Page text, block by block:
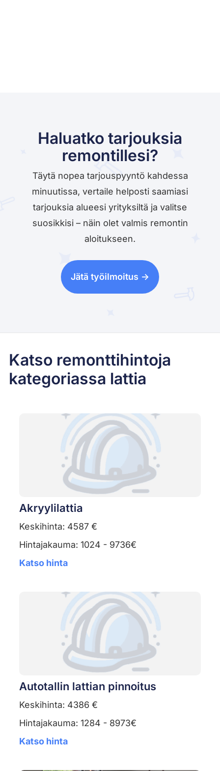
Haluatko tarjouksia
remontillesi?
Täytä nopea tarjouspyyntö kahdessa
minuutissa, vertaile helposti saamiasi
tarjouksia alueesi yrityksiltä ja valitse
suosikkisi – näin olet valmis remontin
aloitukseen.
Jätä työilmoitus ->
Katso remonttihintoja
kategoriassa lattia
Akryylilattia
Keskihinta: 4587 €
Hintajakauma: 1024 - 9736€
Katso hinta
Autotallin lattian pinnoitus
Keskihinta: 4386 €
Hintajakauma: 1284 - 8973€
Katso hinta